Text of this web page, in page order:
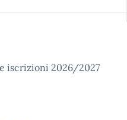
iscrizioni 2026/2027